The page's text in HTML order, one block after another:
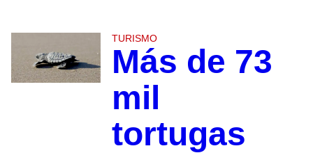
TURISMO
Más de 73
mil
tortugas